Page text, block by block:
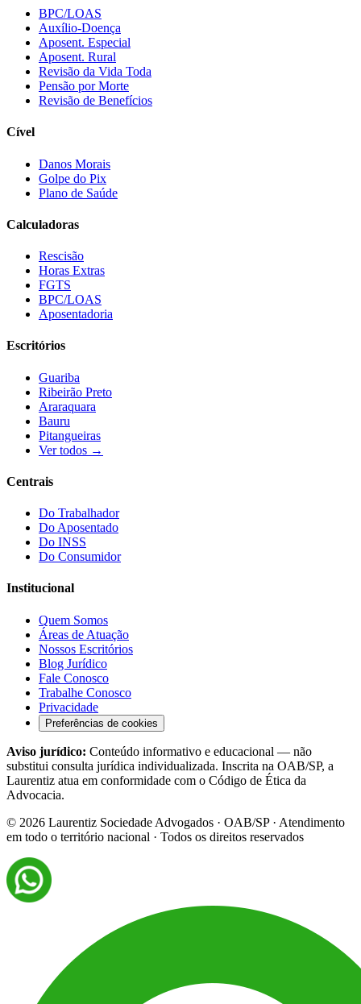
BPC/LOAS
Auxílio-Doença
Aposent. Especial
Aposent. Rural
Revisão da Vida Toda
Pensão por Morte
Revisão de Benefícios
Cível
Danos Morais
Golpe do Pix
Plano de Saúde
Calculadoras
Rescisão
Horas Extras
FGTS
BPC/LOAS
Aposentadoria
Escritórios
Guariba
Ribeirão Preto
Araraquara
Bauru
Pitangueiras
Ver todos →
Centrais
Do Trabalhador
Do Aposentado
Do INSS
Do Consumidor
Institucional
Quem Somos
Áreas de Atuação
Nossos Escritórios
Blog Jurídico
Fale Conosco
Trabalhe Conosco
Privacidade
Preferências de cookies
Aviso jurídico: Conteúdo informativo e educacional — não
substitui consulta jurídica individualizada. Inscrita na OAB/SP, a
Laurentiz atua em conformidade com o Código de Ética da
Advocacia.
© 2026 Laurentiz Sociedade Advogados · OAB/SP · Atendimento
em todo o território nacional · Todos os direitos reservados